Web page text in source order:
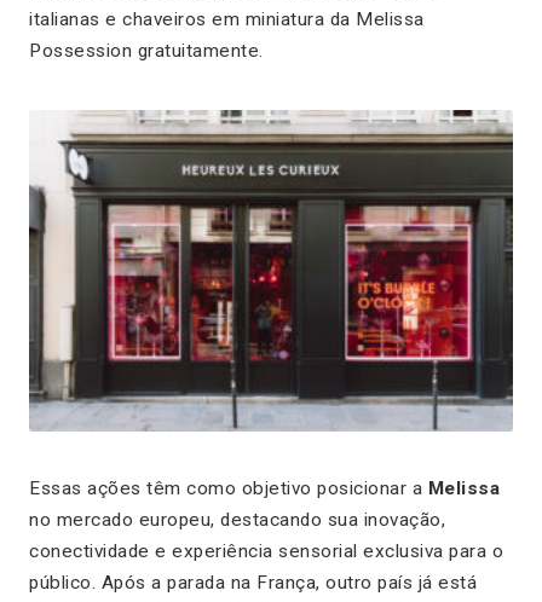
italianas e chaveiros em miniatura da Melissa
Possession gratuitamente.
Essas ações têm como objetivo posicionar a Melissa
no mercado europeu, destacando sua inovação,
conectividade e experiência sensorial exclusiva para o
público. Após a parada na França, outro país já está